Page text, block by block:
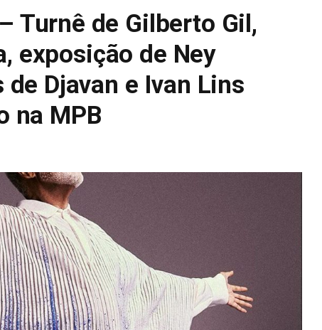
Turnê de Gilberto Gil,
exposição de Ney
Djavan e Ivan Lins
na MPB